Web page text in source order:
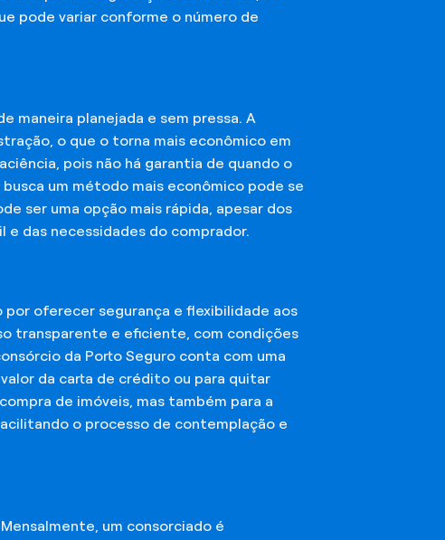
pode variar conforme o número de
maneira planejada e sem pressa. A
o que o torna mais econômico em
pois não há garantia de quando o
um método mais econômico pode se
ser uma opção mais rápida, apesar dos
das necessidades do comprador.
por oferecer segurança e flexibilidade aos
transparente e eficiente, com condições
da Porto Seguro conta com uma
da carta de crédito ou para quitar
de imóveis, mas também para a
o processo de contemplação e
um consorciado é